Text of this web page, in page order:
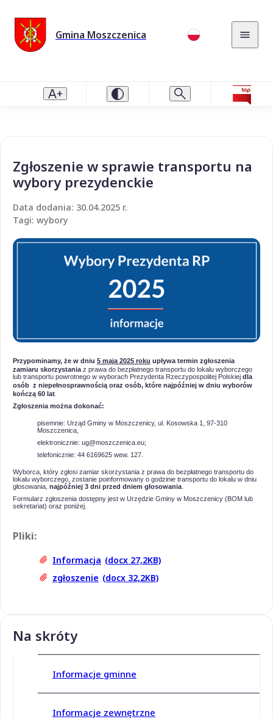
Gmina Moszczenica
Zgłoszenie w sprawie transportu na
wybory prezydenckie
Data dodania: 30.04.2025 r.
Tagi: wybory
Przypominamy, że w dniu 5 maja 2025 roku upływa termin zgłoszenia
zamiaru skorzystaniaz prawa do bezpłatnego transportu do lokalu wyborczego
lub transportu powrotnego w wyborach Prezydenta Rzeczypospolitej Polskiej dla
osób z niepełnosprawnością oraz osób, które najpóźniej w dniu wyborów
kończą 60 lat.
Zgłoszenia można dokonać:
pisemnie: Urząd Gminy w Moszczenicy, ul. Kosowska 1, 97-310
Moszczenica,
elektronicznie: ug@moszczenica.eu;
telefonicznie: 44 6169625 wew. 127.
Wyborca, który zgłosi zamiar skorzystania z prawa do bezpłatnego transportu do
lokalu wyborczego, zostanie poinformowany o godzinie transportu do lokalu w dniu
głosowania, najpóźniej 3 dni przed dniem głosowania.
Formularz zgłoszenia dostępny jest w Urzędzie Gminy w Moszczenicy (BOM lub
sekretariat) oraz poniżej.
Pliki:
Informacja (docx 27,2KB)
zgłoszenie (docx 32,2KB)
Na skróty
Informacje gminne
Informacje zewnętrzne